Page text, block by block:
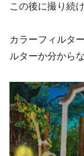
この後に撮り続
カラーフィルタ
ルターか分から